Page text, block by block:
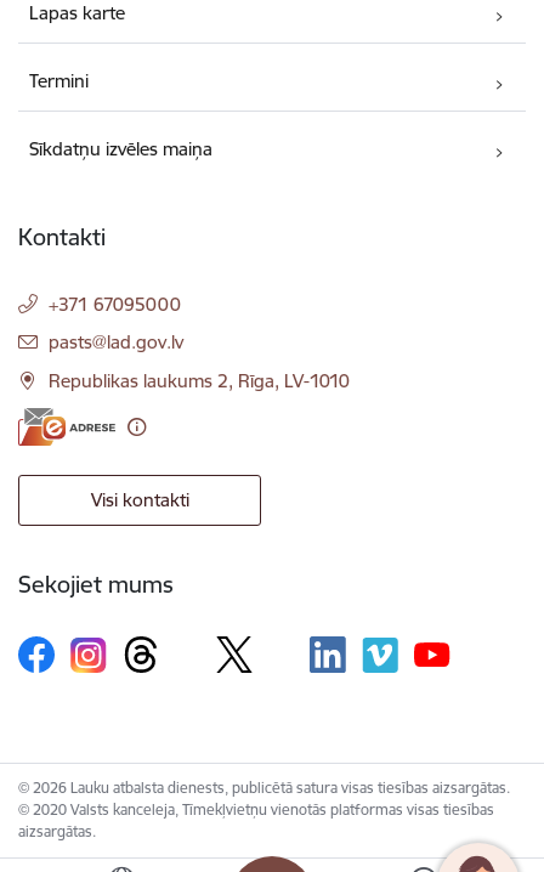
Lapas karte
Termini
Sīkdatņu izvēles maiņa
Kontakti
+371 67095000
E-pasts:
pasts@lad.gov.lv
Republikas laukums 2, Rīga, LV-1010
Visi kontakti
Sekojiet mums
© 2026 Lauku atbalsta dienests, publicētā satura visas tiesības aizsargātas.
© 2020 Valsts kanceleja, Tīmekļvietņu vienotās platformas visas tiesības
aizsargātas.